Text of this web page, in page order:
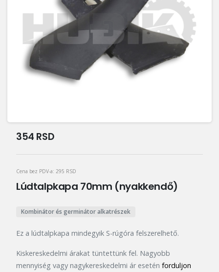
354 RSD
Cena bez PDV-a: 295 RSD
Lúdtalpkapa 70mm (nyakkendő)
Kombinátor és germinátor alkatrészek
Ez a lúdtalpkapa mindegyik S-rúgóra felszerelhető.
Kiskereskedelmi árakat tüntettünk fel. Nagyobb
mennyiség vagy nagykereskedelmi ár esetén forduljon